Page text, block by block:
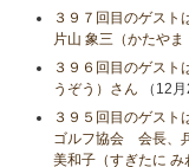
３９７回目のゲスト
片山 象三（かたや
３９６回目のゲスト
うぞう）さん （12
３９５回目のゲスト
ゴルフ協会 会長、
美和子（すぎたに み